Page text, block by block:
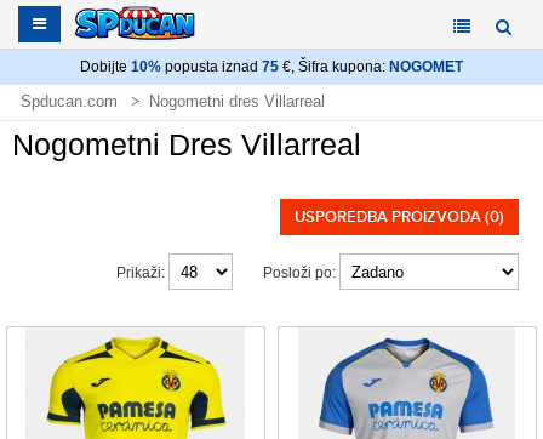
Dobijte 10% popusta iznad 75 €, Šifra kupona: NOGOMET
Spducan.com Nogometni dres Villarreal
Nogometni Dres Villarreal
USPOREDBA PROIZVODA (0)
Posloži po:
Prikaži: